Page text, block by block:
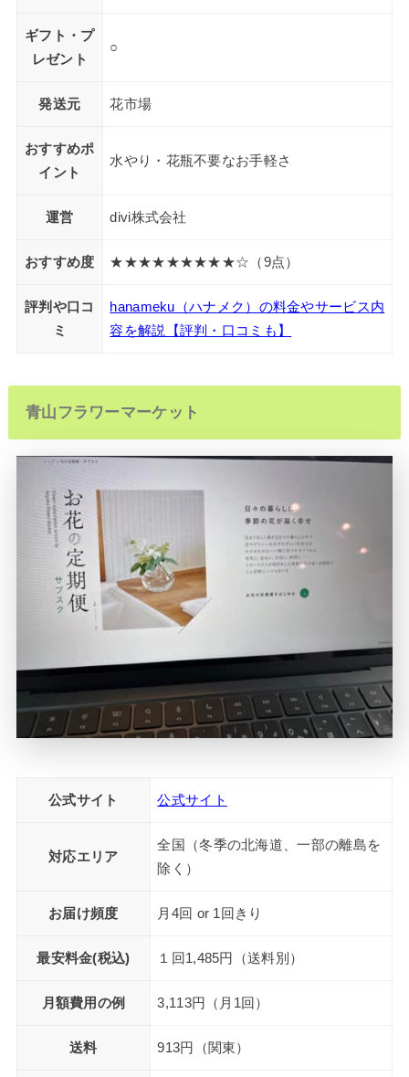
ギフト・プ
レゼント
○
発送元 花市場
おすすめポ
イント
水やり・花瓶不要なお手軽さ
運営 divi株式会社
おすすめ度 ★★★★★★★★★☆（9点）
評判や口コ
ミ
hanameku（ハナメク）の料金やサービス内
容を解説【評判・口コミも】
青山フラワーマーケット
公式サイト 公式サイト
対応エリア
全国（冬季の北海道、一部の離島を
除く）
お届け頻度 月4回 or 1回きり
最安料金(税込) １回1,485円（送料別）
月額費用の例 3,113円（月1回）
送料 913円（関東）